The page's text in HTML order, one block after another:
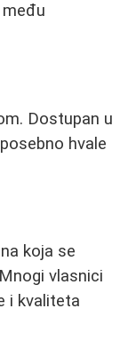
Dostupan u
hvale
koja se
vlasnici
i kvaliteta